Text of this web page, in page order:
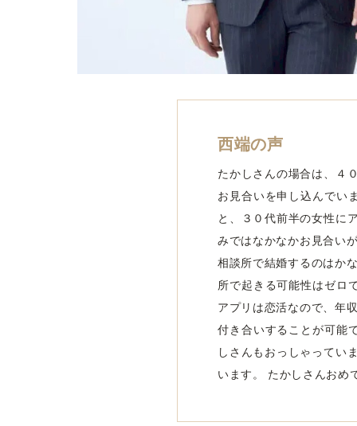
西端の声
たかしさんの場合は、４
お見合いを申し込んでい
と、３０代前半の女性に
みではなかなかお見合い
相談所で結婚するのはか
所で起きる可能性はゼロ
アプリは恋活なので、年
付き合いすることが可能
しさんもおっしゃってい
います。 たかしさんおめ